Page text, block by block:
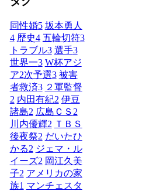
同性婚5 坂本勇人
4 歴史4 五輪切符3
トラブル3 選手3
世界一3 W杯アジ
ア2次予選3 被害
者救済3 ２軍監督
2 内田有紀2 伊豆
諸島2 広島ＣＳ 2
川内優輝2 ＴＢＳ
後夜祭2 だいたひ
かる2 ジェマ・ル
イーズ2 岡江久美
子2 アメリカの家
族1 マンチェスタ